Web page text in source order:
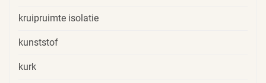
kruipruimte isolatie
kunststof
kurk